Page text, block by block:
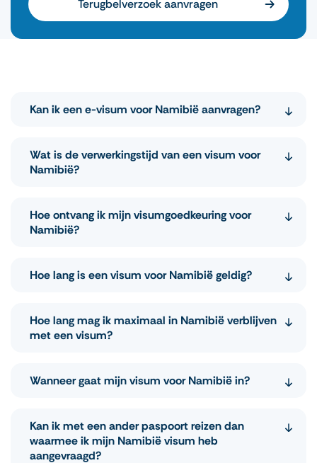
Terugbelverzoek aanvragen
Kan ik een e-visum voor Namibië aanvragen?
Ja, dat is mogelijk via ons portaal. Wij regelen het
visum namens u, dus u hoeft niet direct contact
Wat is de verwerkingstijd van een visum voor
Namibië?
De verwerkingstijd bedraagt meestal 5 tot 10
werkdagen, afhankelijk van het type visum.
Hoe ontvang ik mijn visumgoedkeuring voor
Namibië?
U ontvangt uw visum per e-mail in PDF-formaat,
Hoe lang is een visum voor Namibië geldig?
Een e-visum Namibië is geldig vanaf de datum
van binnenkomst die u in uw aanvraag opgeeft.
Hoe lang mag ik maximaal in Namibië verblijven
met een visum?
Met een e-visum Namibië mag u maximaal 30
Wanneer gaat mijn visum voor Namibië in?
Uw visum gaat in vanaf de datum die u als
geplande datum van binnenkomst heeft
opgegeven in uw aanvraag. Het maakt niet uit of
Kan ik met een ander paspoort reizen dan
waarmee ik mijn Namibië visum heb
aangevraagd?